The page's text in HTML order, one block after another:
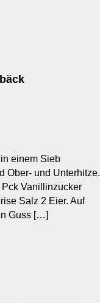
einem Sieb
Ober- und Unterhitze.
Vanillinzucker
Salz 2 Eier. Auf
Guss […]